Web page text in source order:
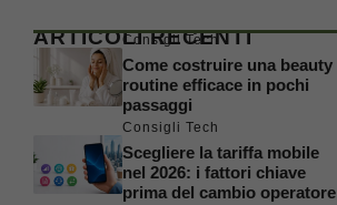
ARTICOLI RECENTI
Consigli Tech
Come costruire una beauty
routine efficace in pochi
passaggi
Consigli Tech
Scegliere la tariffa mobile
nel 2026: i fattori chiave
prima del cambio operatore